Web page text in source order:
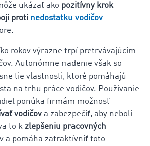
ukázať ako pozitívny krok
proti nedostatku vodičov
rokov výrazne trpí pretrvávajúcim
Autonómne riadenie však so
tie vlastnosti, ktoré pomáhajú
na trhu práce vodičov. Používanie
ponúka firmám možnosť
vodičov a zabezpečiť, aby neboli
to k zlepšeniu pracovných
a pomáha zatraktívniť toto